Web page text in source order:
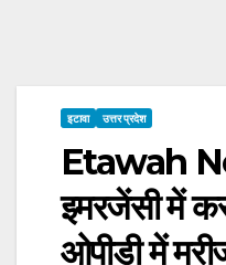
इटावा उत्तर प्रदेश
Etawah
इमरजेंसी में
ओपीडी में